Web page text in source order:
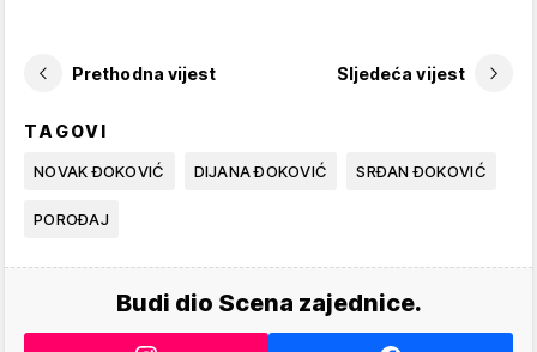
Prethodna vijest Sljedeća vijest
TAGOVI
NOVAK ĐOKOVIĆ DIJANA ĐOKOVIĆ SRĐAN ĐOKOVIĆ
POROĐAJ
Budi dio Scena zajednice.